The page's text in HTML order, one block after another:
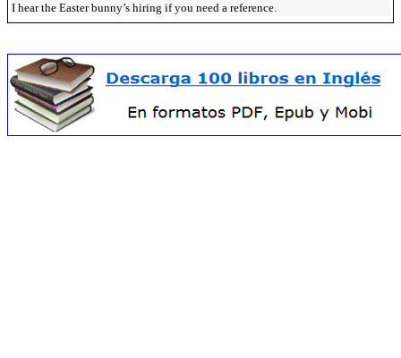
I hear the Easter bunny’s hiring if you need a reference.